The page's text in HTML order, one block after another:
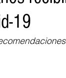
RAP CARIBE
19